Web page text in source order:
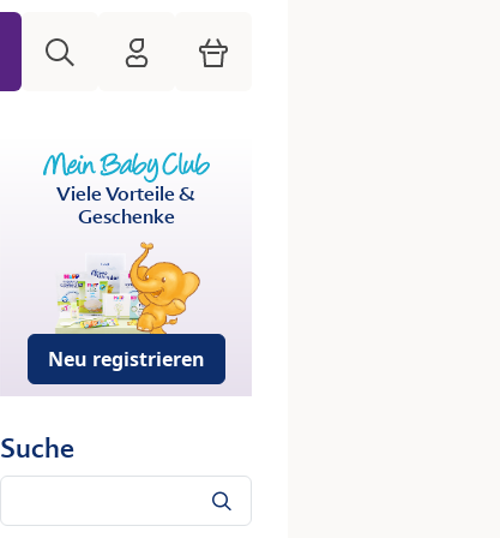
HiPP Mein Babyclub
Warenkorb
Viele Vorteile &
Geschenke
Neu registrieren
Suche